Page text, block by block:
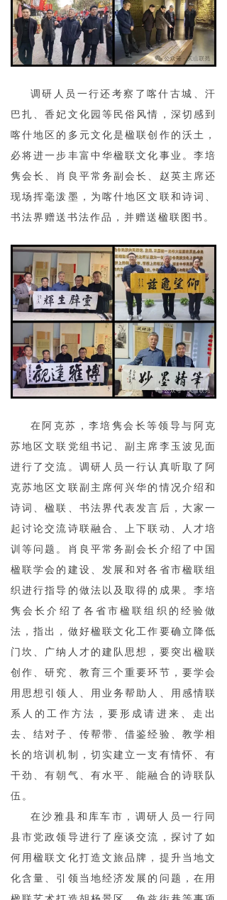
调研人员一行还考察了喀什古城、汗
巴扎、香妃文化园等民俗风情，深切感到
喀什地区的多元文化是楹联创作的沃土，
必将进一步丰富中华楹联文化事业。李培
隽会长、肖良平常务副会长、赵英主席还
现场挥毫泼墨，为喀什地区文联和诗词、
书法界赠送书法作品，并赠送楹联图书。
在阿克苏，李培隽会长等领导与阿克
苏地区文联党组书记、副主席李玉波见面
进行了交流。调研人员一行认真听取了阿
克苏地区文联副主席何兴华的情况介绍和
诗词、楹联、书法界代表发言后，大家一
起讨论交流诗联融合、上下联动、人才培
训等问题。肖良平常务副会长介绍了中国
楹联学会的建设、发展和对各省市楹联组
织进行指导的做法以及取得的成果。李培
隽会长介绍了各省市楹联组织的经验做
法，指出，做好楹联文化工作要确立降低
门坎、广纳人才的建队思想，要突出楹联
创作、研究、教育三个重要环节，要学会
用思想引领人、用业务帮助人、用感情联
系人的工作方法，要形成请进来、走出
去、结对子、传帮带、借鉴经验、教学相
长的培训机制，切实建立一支有情怀、有
干劲、有朝气、有水平、能融合的诗联队
伍。
在沙雅县和库车市，调研人员一行同
县市党政领导进行了座谈交流，探讨了如
何用楹联文化打造文旅品牌，提升当地文
化含量、引领当地经济发展的问题，在用